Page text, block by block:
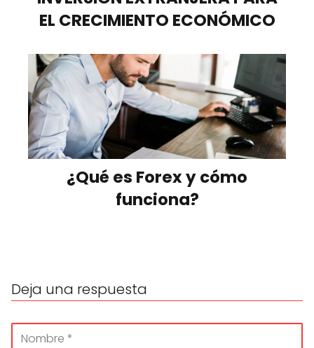
EL CRECIMIENTO ECONÓMICO
¿Qué es Forex y cómo
funciona?
Deja una respuesta